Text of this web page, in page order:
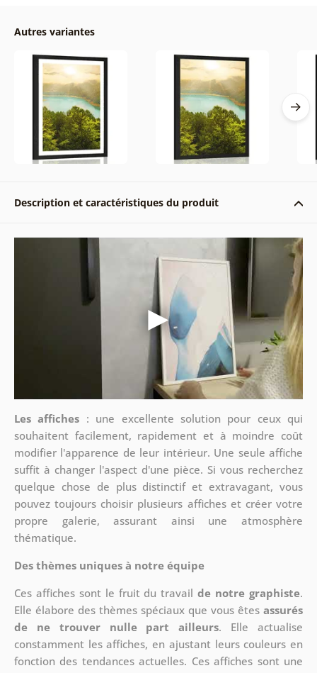
Autres variantes
Description et caractéristiques du produit
Les affiches : une excellente solution pour ceux qui
souhaitent facilement, rapidement et à moindre coût
modifier l'apparence de leur intérieur. Une seule affiche
suffit à changer l'aspect d'une pièce. Si vous recherchez
quelque chose de plus distinctif et extravagant, vous
pouvez toujours choisir plusieurs affiches et créer votre
propre galerie, assurant ainsi une atmosphère
thématique.
Des thèmes uniques à notre équipe
Ces affiches sont le fruit du travail de notre graphiste.
Elle élabore des thèmes spéciaux que vous êtesassurés
de ne trouver nulle part ailleurs. Elle actualise
constamment les affiches, en ajustant leurs couleurs en
fonction des tendances actuelles. Ces affiches sont une